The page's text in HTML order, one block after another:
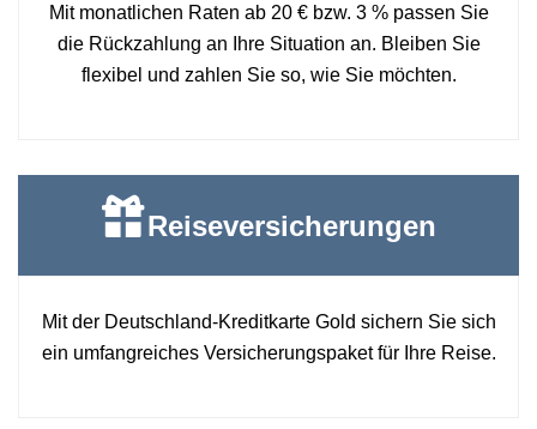
Mit monatlichen Raten ab 20 € bzw. 3 % passen Sie
die Rückzahlung an Ihre Situation an. Bleiben Sie
flexibel und zahlen Sie so, wie Sie möchten.
Reiseversicherungen
Mit der Deutschland-Kreditkarte Gold sichern Sie sich
ein umfangreiches Versicherungspaket für Ihre Reise.